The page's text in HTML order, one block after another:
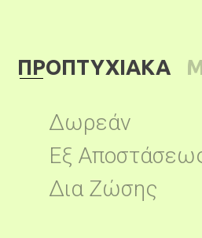
ΠΡΟΠΤΥΧΙΑΚΑ
Δωρεάν
Εξ
Δια Ζώσης